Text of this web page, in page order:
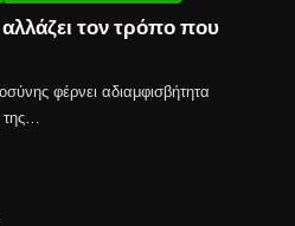
τον τρόπο που
φέρνει αδιαμφισβήτητα